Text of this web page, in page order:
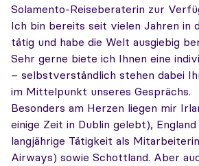
Solamento-Reiseberaterin zur
Ich bin bereits seit vielen Jahren in
tätig und habe die Welt ausgiebig
Sehr gerne biete ich Ihnen eine
– selbstverständlich stehen dabei
im Mittelpunkt unseres Gesprächs.
Besonders am Herzen liegen mir
einige Zeit in Dublin gelebt),
langjährige Tätigkeit als
Airways) sowie Schottland. Aber